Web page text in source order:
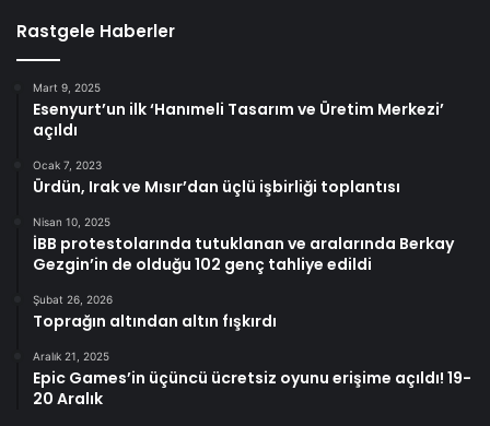
Rastgele Haberler
Mart 9, 2025
Esenyurt’un ilk ‘Hanımeli Tasarım ve Üretim Merkezi’
açıldı
Ocak 7, 2023
Ürdün, Irak ve Mısır’dan üçlü işbirliği toplantısı
Nisan 10, 2025
İBB protestolarında tutuklanan ve aralarında Berkay
Gezgin’in de olduğu 102 genç tahliye edildi
Şubat 26, 2026
Toprağın altından altın fışkırdı
Aralık 21, 2025
Epic Games’in üçüncü ücretsiz oyunu erişime açıldı! 19-
20 Aralık